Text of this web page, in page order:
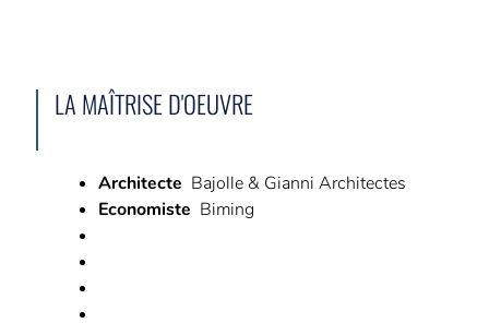
LA MAÎTRISE D'OEUVRE
Architecte Bajolle & Gianni Architectes
Economiste Biming